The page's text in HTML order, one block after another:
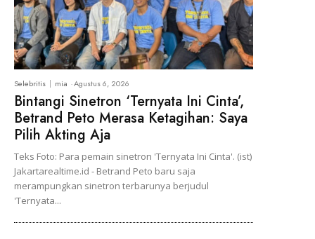
Selebritis mia -Agustus 6, 2026
Bintangi Sinetron ‘Ternyata Ini Cinta’,
Betrand Peto Merasa Ketagihan: Saya
Pilih Akting Aja
Teks Foto: Para pemain sinetron 'Ternyata Ini Cinta'. (ist)
Jakartarealtime.id - Betrand Peto baru saja
merampungkan sinetron terbarunya berjudul
'Ternyata...